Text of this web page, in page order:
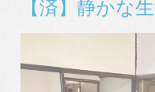
【済】静かな